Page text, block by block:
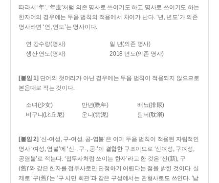
따라서 ‘年’, ‘年度’처럼 의존 명사로 쓰이기도 하고 명사로 쓰이기도 하는
한자어의 경우에는 두음 법칙의 적용에서 차이가 난다. ‘년, 년도’가 의존
명사라면 ‘연, 연도’는 명사이다.
연 강수량(명사)
일 년(의존 명사)
생산 연도(명사)
2018 년도(의존 명사)
[붙임 1] 단어의 첫머리가 아닌 경우에는 두음 법칙이 적용되지 않으므로
본음대로 적는 것이다.
소녀(少女) 만년(晩年)
배뇨(排尿)
비구니(比丘尼)
운니(雲泥) 탐닉(耽溺)
[붙임 2] ‘신-여성, 구-여성, 공-염불’은 이미 두음 법칙이 적용된 자립적인
명사 ‘여성, 염불’에 ‘신-, 구-, 공-’이 결합한 구조이므로 ‘신여성, 구여성,
공염불’로 적는다. ‘접두사처럼 쓰이는 한자’라고 한 것은 ‘신(新), 구
(舊)’와 같은 한자를 접두사로만 단정하기 어렵다는 점을 밝힌 것이다. 실
제로 ‘구(舊)’는 ‘구 시민 회관’과 같은 구성에서는 관형사로도 쓰인다. ‘남